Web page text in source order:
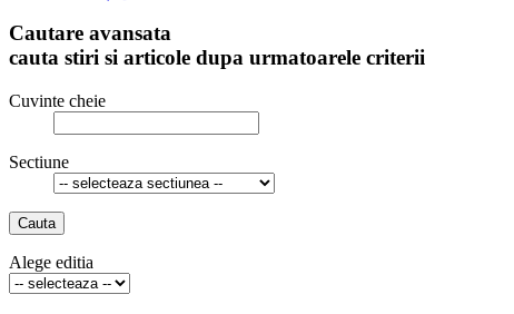
Cautare avansata
cauta stiri si articole dupa urmatoarele criterii
Cuvinte cheie
Sectiune
Cauta
Alege editia